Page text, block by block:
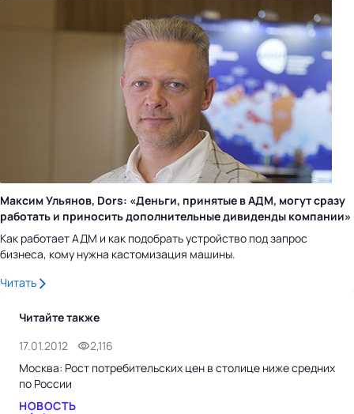
Максим Ульянов, Dors: «Деньги, принятые в АДМ, могут сразу
работать и приносить дополнительные дивиденды компании»
Как работает АДМ и как подобрать устройство под запрос
бизнеса, кому нужна кастомизация машины.
Читать
Читайте также
17.01.2012
2,116
Москва: Рост потребительских цен в столице ниже средних
по России
НОВОСТЬ